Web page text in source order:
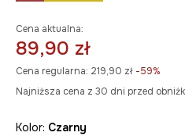
Cena aktualna:
89,90 zł
Cena regularna: 219,90 zł -59%
Najniższa cena z 30 dni przed
Kolor: czarny